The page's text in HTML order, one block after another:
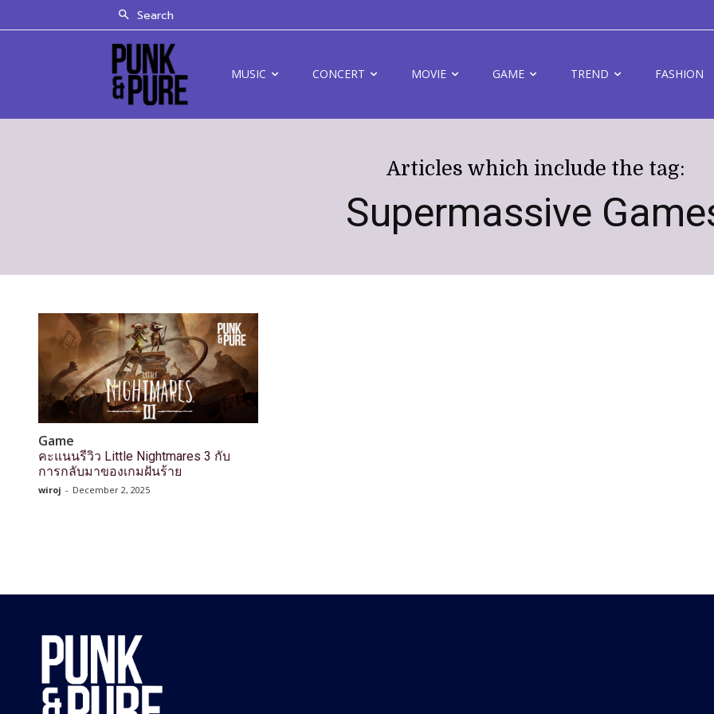
Search
MUSIC CONCERT MOVIE GAME TREND FASHION
Articles which include the tag:
Supermassive
Game
คะแนนรีวิว Little Nightmares 3 กับ
การกลับมาของเกมฝันร้าย
wiroj - December 2, 2025